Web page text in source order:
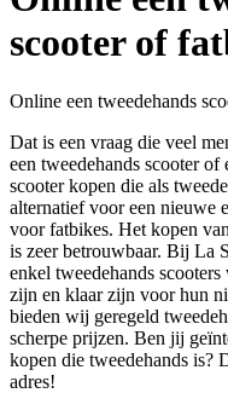
scooter of
Online een tweedehands
Dat is een vraag die veel
een tweedehands scooter
scooter kopen die als
alternatief voor een nieuwe
voor fatbikes. Het kopen
is zeer betrouwbaar. Bij La
enkel tweedehands
zijn en klaar zijn voor hun
bieden wij geregeld
scherpe prijzen. Ben jij
kopen die tweedehands is?
adres!